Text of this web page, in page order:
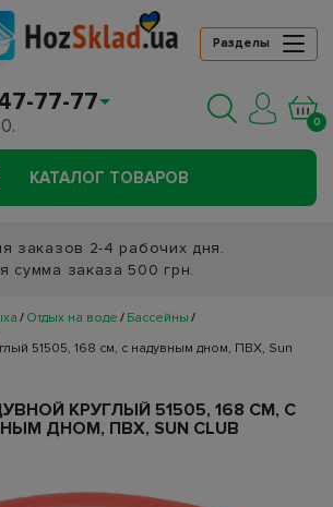
Разделы
77-77
0
КАТАЛОГ ТОВАРОВ
заказов 2-4 рабочих дня.
сумма заказа 500 грн.
Отдых на воде
Бассейны
51505, 168 см, с надувным дном, ПВХ, Sun
КРУГЛЫЙ 51505, 168 СМ, С
ДНОМ, ПВХ, SUN CLUB